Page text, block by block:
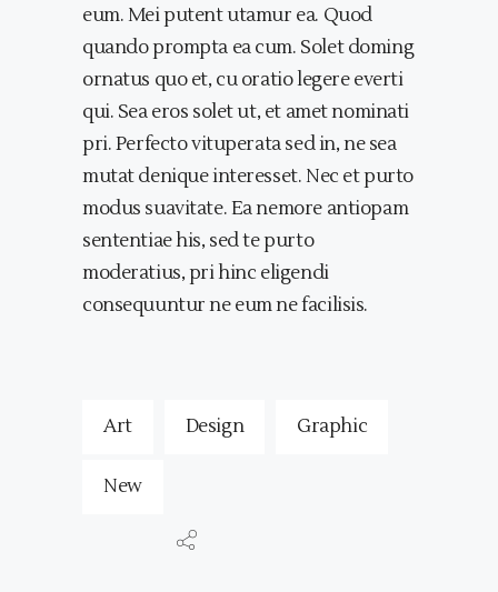
eum. Mei putent utamur ea. Quod
quando prompta ea cum. Solet doming
ornatus quo et, cu oratio legere everti
qui. Sea eros solet ut, et amet nominati
pri. Perfecto vituperata sed in, ne sea
mutat denique interesset. Nec et purto
modus suavitate. Ea nemore antiopam
sententiae his, sed te purto
moderatius, pri hinc eligendi
consequuntur ne eum ne facilisis.
Art Design Graphic
New